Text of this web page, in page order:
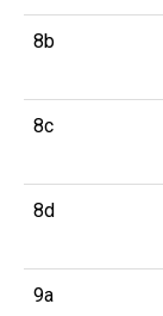
8b
8c
8d
9a